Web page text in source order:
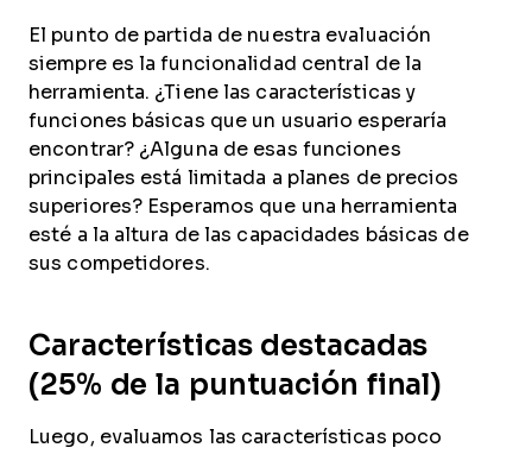
El punto de partida de nuestra evaluación
siempre es la funcionalidad central de la
herramienta. ¿Tiene las características y
funciones básicas que un usuario esperaría
encontrar? ¿Alguna de esas funciones
principales está limitada a planes de precios
superiores? Esperamos que una herramienta
esté a la altura de las capacidades básicas de
sus competidores.
Características destacadas
(25% de la puntuación final)
Luego, evaluamos las características poco